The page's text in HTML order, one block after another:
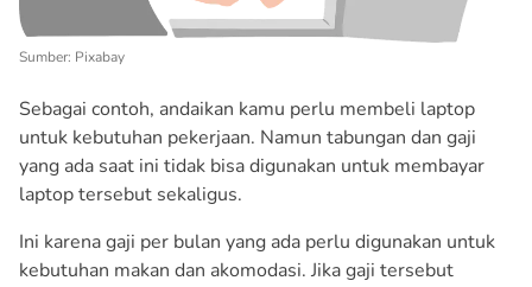
Sumber: Pixabay
Sebagai contoh, andaikan kamu perlu membeli laptop
untuk kebutuhan pekerjaan. Namun tabungan dan gaji
yang ada saat ini tidak bisa digunakan untuk membayar
laptop tersebut sekaligus.
Ini karena gaji per bulan yang ada perlu digunakan untuk
kebutuhan makan dan akomodasi. Jika gaji tersebut